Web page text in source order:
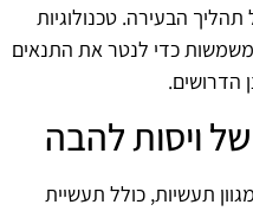
הבעירה. טכנולוגיות
משמשות כדי לנטר את התנאים
הדרושים.
ויסות להבה
תעשיות, כולל תעשיית